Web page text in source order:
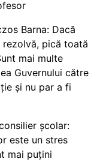
Barna: Dacă
rezolvă, pică toată
mai multe
Guvernului către
și nu par a fi
școlar:
este un stres
mai puțini